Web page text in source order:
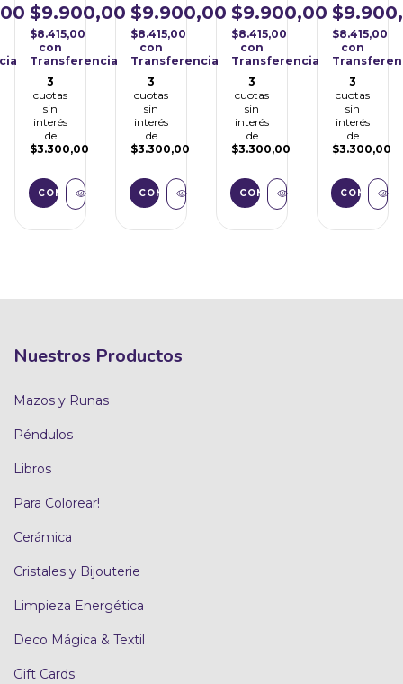
$9.900,00
$8.415,00
con
Transferencia
3
cuotas
sin
interés
de
$3.300,00
$9.900,00
$8.415,00
con
Transferencia
3
cuotas
sin
interés
de
$3.300,00
$9.900,00
$8.415,00
con
Transferencia
3
cuotas
sin
interés
de
$3.300,00
$8.415,00
con
3
cuotas
sin
interés
de
$3.300,00
Nuestros Productos
Mazos y Runas
Péndulos
Libros
Para Colorear!
Cerámica
Cristales y Bijouterie
Limpieza Energética
Deco Mágica & Textil
Gift Cards